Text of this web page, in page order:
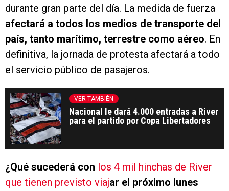
durante gran parte del día. La medida de fuerza
afectará a todos los medios de transporte del
país, tanto marítimo, terrestre como aéreo. En
definitiva, la jornada de protesta afectará a todo
el servicio público de pasajeros.
VER TAMBIÉN
Nacional le dará 4.000 entradas a River
para el partido por Copa Libertadores
¿Qué sucederá con los 4 mil hinchas de River
que tienen previsto viajar el próximo lunes